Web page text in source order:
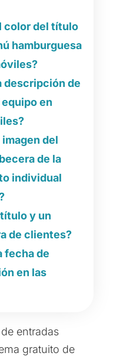
color del título
hamburguesa
descripción de
en
del
de la
individual
y un
de clientes?
fecha de
en las
entradas
gratuito de